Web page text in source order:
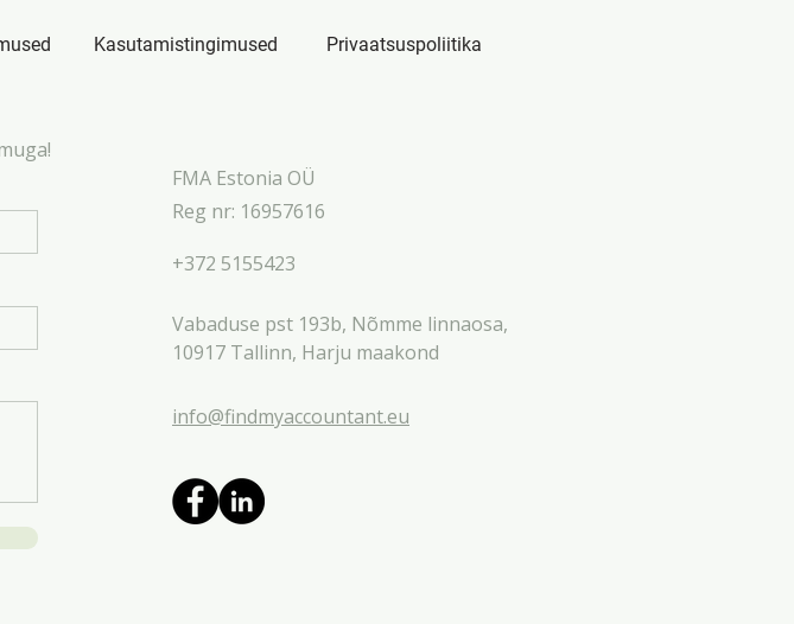
Kasutamistingimused Privaatsuspoliitika
FMA Estonia OÜ
Reg nr: 16957616
+372 5155423
info@findmyaccountant.eu
Vabaduse pst 193b, Nõmme linnaosa,
10917 Tallinn, Harju maakond